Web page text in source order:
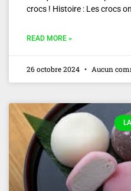
crocs ! Histoire : Les crocs
READ MORE »
26 octobre 2024 Aucun